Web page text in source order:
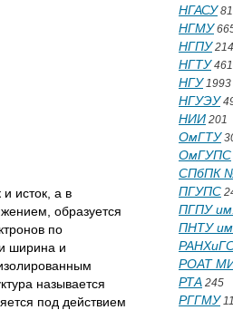
исток, а в
образуется
по
ширина и
называется
под действием
НГАСУ
НГМУ
НГПУ214
НГТУ
НГУ1993
НГУЭУ
НИИ 201
ОмГТУ
ОмГУПС
СПбПК
ПГУПС
ПГПУ
ПНТУ
РОАТ
РТА 245
РГГМУ